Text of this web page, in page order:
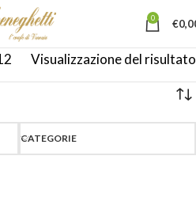
0 €
Visualizzazione del risultato
CATEGORIE